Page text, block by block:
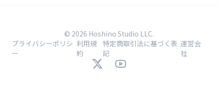
© 2026 Hoshino Studio LLC.
プライバシーポリシ
ー
利用規
約
特定商取引法に基づく表
記
運営会
社